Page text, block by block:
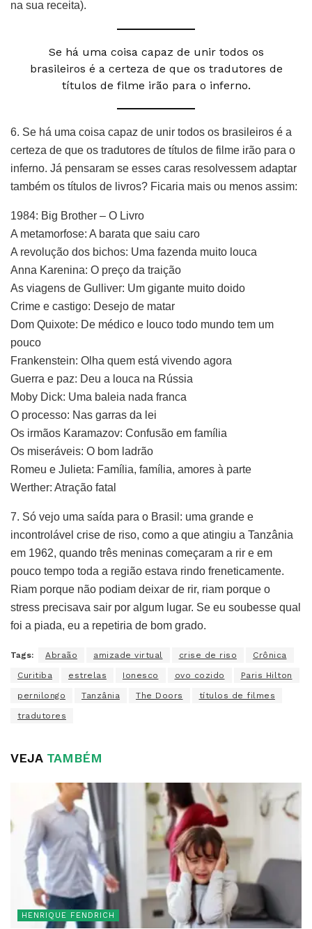
na sua receita).
Se há uma coisa capaz de unir todos os
brasileiros é a certeza de que os tradutores de
títulos de filme irão para o inferno.
6. Se há uma coisa capaz de unir todos os brasileiros é a
certeza de que os tradutores de títulos de filme irão para o
inferno. Já pensaram se esses caras resolvessem adaptar
também os títulos de livros? Ficaria mais ou menos assim:
1984: Big Brother – O Livro
A metamorfose: A barata que saiu caro
A revolução dos bichos: Uma fazenda muito louca
Anna Karenina: O preço da traição
As viagens de Gulliver: Um gigante muito doido
Crime e castigo: Desejo de matar
Dom Quixote: De médico e louco todo mundo tem um
pouco
Frankenstein: Olha quem está vivendo agora
Guerra e paz: Deu a louca na Rússia
Moby Dick: Uma baleia nada franca
O processo: Nas garras da lei
Os irmãos Karamazov: Confusão em família
Os miseráveis: O bom ladrão
Romeu e Julieta: Família, família, amores à parte
Werther: Atração fatal
7. Só vejo uma saída para o Brasil: uma grande e
incontrolável crise de riso, como a que atingiu a Tanzânia
em 1962, quando três meninas começaram a rir e em
pouco tempo toda a região estava rindo freneticamente.
Riam porque não podiam deixar de rir, riam porque o
stress precisava sair por algum lugar. Se eu soubesse qual
foi a piada, eu a repetiria de bom grado.
Tags: Abraão amizade virtual crise de riso Crônica
Curitiba estrelas Ionesco ovo cozido Paris Hilton
pernilongo Tanzânia The Doors títulos de filmes
tradutores
VEJATAMBÉM
HENRIQUE FENDRICH